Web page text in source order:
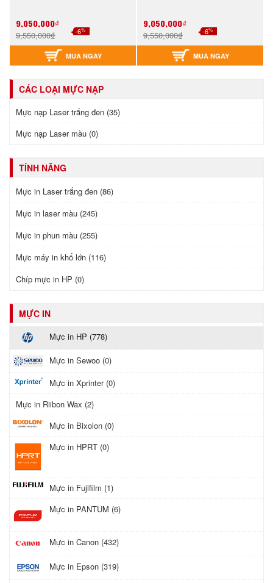
9,050,000₫
9,550,000₫ -6%
MUA NGAY
9,050,000₫
9,550,000₫ -6%
MUA NGAY
CÁC LOẠI MỰC NẠP
Mực nạp Laser trắng đen (35)
Mực nạp Laser màu (0)
TÍNH NĂNG
Mực in Laser trắng đen (86)
Mực in laser màu (245)
Mực in phun màu (255)
Mực máy in khổ lớn (116)
Chíp mực in HP (0)
MỰC IN
Mực in HP (778)
Mực in Sewoo (0)
Mực in Xprinter (0)
Mực in Riibon Wax (2)
Mực in Bixolon (0)
Mực in HPRT (0)
Mực in Fujifilm (1)
Mực in PANTUM (6)
Mực in Canon (432)
Mực in Epson (319)